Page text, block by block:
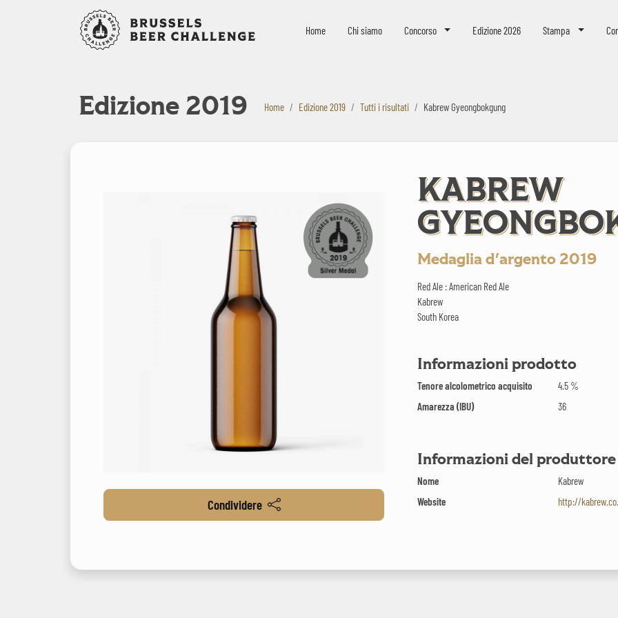
Home Chi siamo Concorso Edizione 2026 Stampa
Edizione 2019 Home Edizione 2019 Tutti i risultati Kabrew Gyeongbokgung
Condividere
KABREW
Medaglia d'argento 2019
Red Ale : American Red Ale
Kabrew
South Korea
Informazioni prodotto
Tenore alcolometrico acquisito
4.5 %
Amarezza (IBU)
36
Informazioni del produttore
Nome
Kabrew
Website
http://